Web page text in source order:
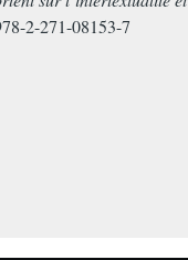
2-271-08153-7